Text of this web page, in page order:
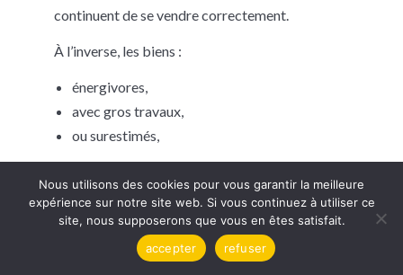
continuent de se vendre correctement.
À l’inverse, les biens :
énergivores,
avec gros travaux,
ou surestimés,
Saïx reste aujourd’hui une commune très
intéressante pour :
Nous utilisons des cookies pour vous garantir la meilleure
expérience sur notre site web. Si vous continuez à utiliser ce
site, nous supposerons que vous en êtes satisfait.
accepter
refuser